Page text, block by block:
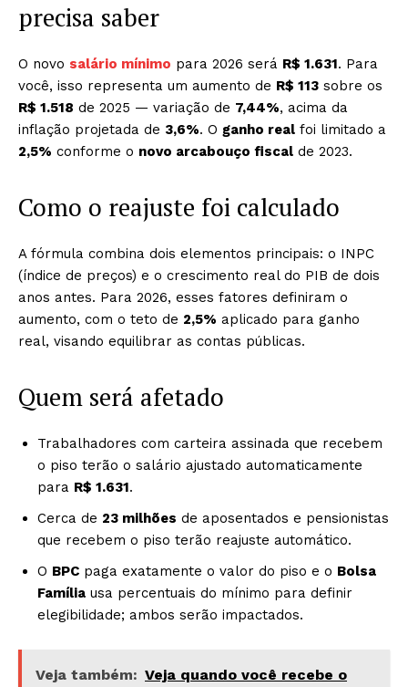
precisa saber
O novo salário mínimo para 2026 será R$ 1.631. Para
você, isso representa um aumento de R$ 113 sobre os
R$ 1.518 de 2025 — variação de 7,44%, acima da
inflação projetada de 3,6%. O ganho real foi limitado a
2,5% conforme o novo arcabouço fiscal de 2023.
Como o reajuste foi calculado
A fórmula combina dois elementos principais: o INPC
(índice de preços) e o crescimento real do PIB de dois
anos antes. Para 2026, esses fatores definiram o
aumento, com o teto de 2,5% aplicado para ganho
real, visando equilibrar as contas públicas.
Quem será afetado
Trabalhadores com carteira assinada que recebem
o piso terão o salário ajustado automaticamente
para R$ 1.631.
Cerca de 23 milhões de aposentados e pensionistas
que recebem o piso terão reajuste automático.
O BPC paga exatamente o valor do piso e o Bolsa
Família usa percentuais do mínimo para definir
elegibilidade; ambos serão impactados.
Veja também: Veja quando você recebe o